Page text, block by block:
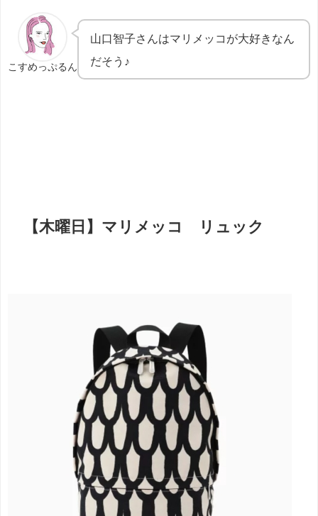
こすめっぷるん
山口智子さんはマリメッコが大好きなん
だそう♪
【木曜日】マリメッコ リュック